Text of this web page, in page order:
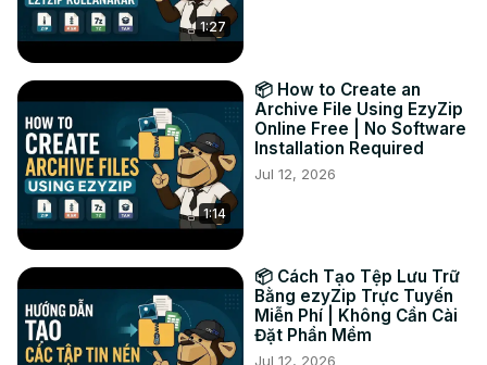
が一覧表示されます。
2. 個々のファイルの緑色の「保存」ボタンをクリックして、
選択した保存先フォルダに保存します。
3. オプション: 青い「プレビュー」ボタンをクリックして、
ブラウザで直接開きます。このオプションは、一部のファイ
ル タイプでのみ使用できます。
#extract #uncompress #multipart7z
TWITTER: https://twitter.com/ezyzip
FACEBOOK: https://www.facebook.com/ezyzip/
LINKEDIN: https://www.linkedin.com/showcase/ezyzip/
PINTEREST: https://www.pinterest.com.au/ezyzip
1:27
1:14
📦 How to Create an
Archive File Using EzyZip
Online Free | No Software
Installation Required
Jul 12, 2026
📦 Cách Tạo Tệp Lưu Trữ
Bằng ezyZip Trực Tuyến
Miễn Phí | Không Cần Cài
Đặt Phần Mềm
Jul 12, 2026